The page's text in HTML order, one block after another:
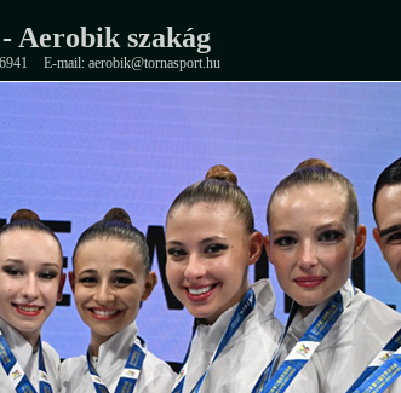
Aerobik szakág
E-mail: aerobik@tornasport.hu